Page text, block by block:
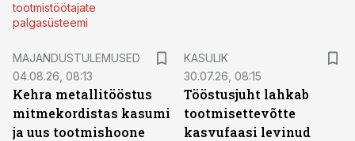
tootmistöötajate
palgasüsteemi
MAJANDUSTULEMUSED
04.08.26, 08:13
Kehra metallitööstus
mitmekordistas kasumi
ja uus tootmishoone
KASULIK
30.07.26, 08:15
Tööstusjuht lahkab
tootmisettevõtte
kasvufaasi levinud